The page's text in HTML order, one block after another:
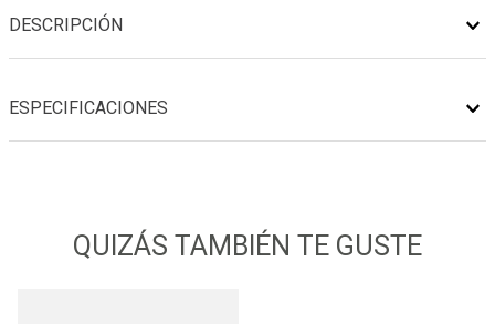
DESCRIPCIÓN
ESPECIFICACIONES
QUIZÁS TAMBIÉN TE GUSTE